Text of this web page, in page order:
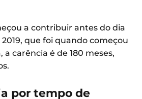
a contribuir antes do dia
que foi quando começou
carência é de 180 meses,
por tempo de